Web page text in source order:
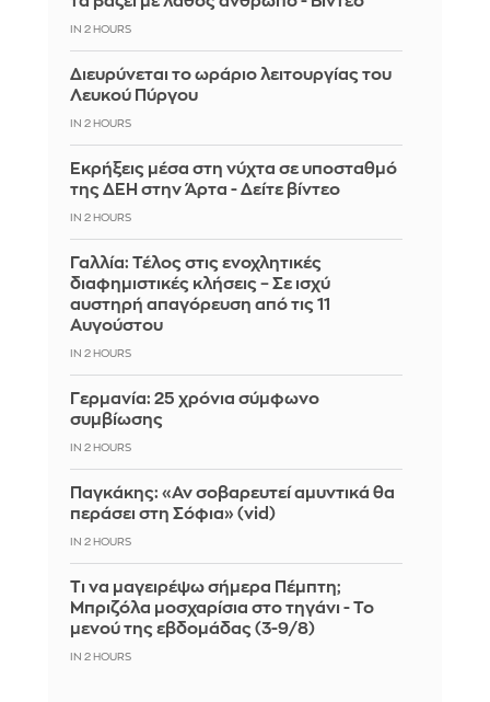
IN 2 HOURS
Διευρύνεται το ωράριο λειτουργίας του
Λευκού Πύργου
IN 2 HOURS
Eκρήξεις μέσα στη νύχτα σε υποσταθμό
της ΔΕΗ στην Άρτα - Δείτε βίντεο
IN 2 HOURS
Γαλλία: Τέλος στις ενοχλητικές
διαφημιστικές κλήσεις – Σε ισχύ
αυστηρή απαγόρευση από τις 11
Αυγούστου
IN 2 HOURS
Γερμανία: 25 χρόνια σύμφωνο
συμβίωσης
IN 2 HOURS
Παγκάκης: «Αν σοβαρευτεί αμυντικά θα
περάσει στη Σόφια» (vid)
IN 2 HOURS
Τι να μαγειρέψω σήμερα Πέμπτη;
Μπριζόλα μοσχαρίσια στο τηγάνι - Το
μενού της εβδομάδας (3-9/8)
IN 2 HOURS